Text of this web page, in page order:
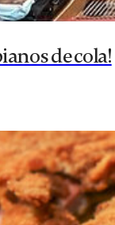
de cola!